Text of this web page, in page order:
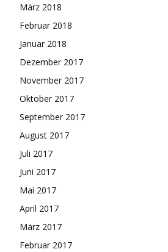
März 2018
Februar 2018
Januar 2018
Dezember 2017
November 2017
Oktober 2017
September 2017
August 2017
Juli 2017
Juni 2017
Mai 2017
April 2017
März 2017
Februar 2017